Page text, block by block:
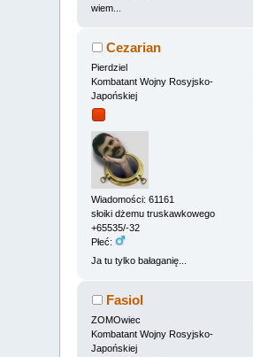
wiem...
Cezarian
Pierdziel
Kombatant Wojny Rosyjsko-
Japońskiej
Wiadomości: 61161
słoiki dżemu truskawkowego
+65535/-32
Płeć:
Ja tu tylko bałaganię...
Fasiol
ZOMOwiec
Kombatant Wojny Rosyjsko-
Japońskiej